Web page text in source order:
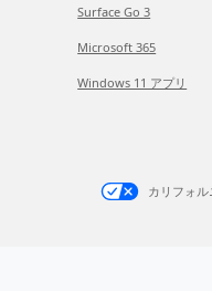
Surface Go 3
Microsoft 365
Windows 11 アプリ
カリフォ